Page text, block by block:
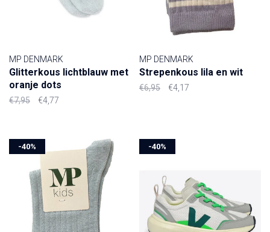
MP DENMARK
Glitterkous lichtblauw met
oranje dots
€7,95 €4,77
MP DENMARK
Strepenkous lila en wit
€6,95 €4,17
-40% -40%